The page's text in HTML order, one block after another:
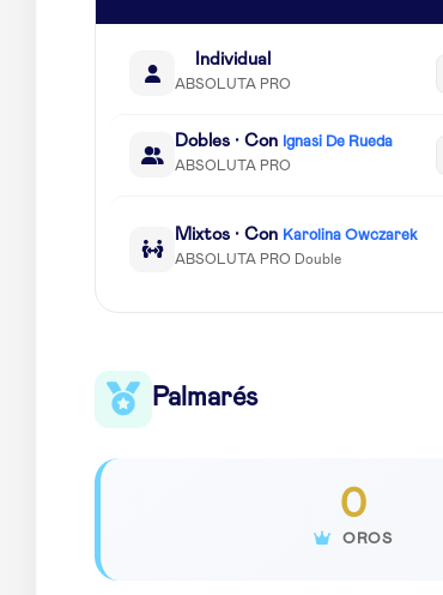
Individual
ABSOLUTA PRO
Dobles · Con Ignasi De Rueda
ABSOLUTA PRO
Mixtos · Con Karolina Owczarek
ABSOLUTA PRO Double
Palmarés
0
OROS